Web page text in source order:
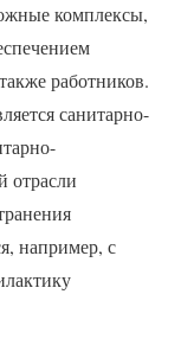
комплексы,
работников.
санитарно-
отрасли
например, с